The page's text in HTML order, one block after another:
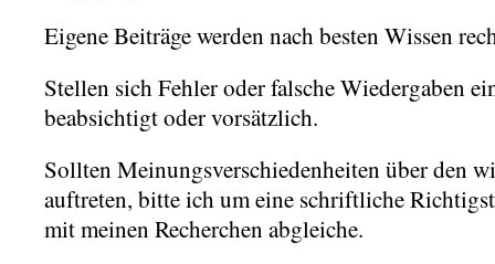
Eigene Beiträge werden nach besten Wissen
Stellen sich Fehler oder falsche Wiedergaben
beabsichtigt oder vorsätzlich.
Sollten Meinungsverschiedenheiten über den
auftreten, bitte ich um eine schriftliche
mit meinen Recherchen abgleiche.